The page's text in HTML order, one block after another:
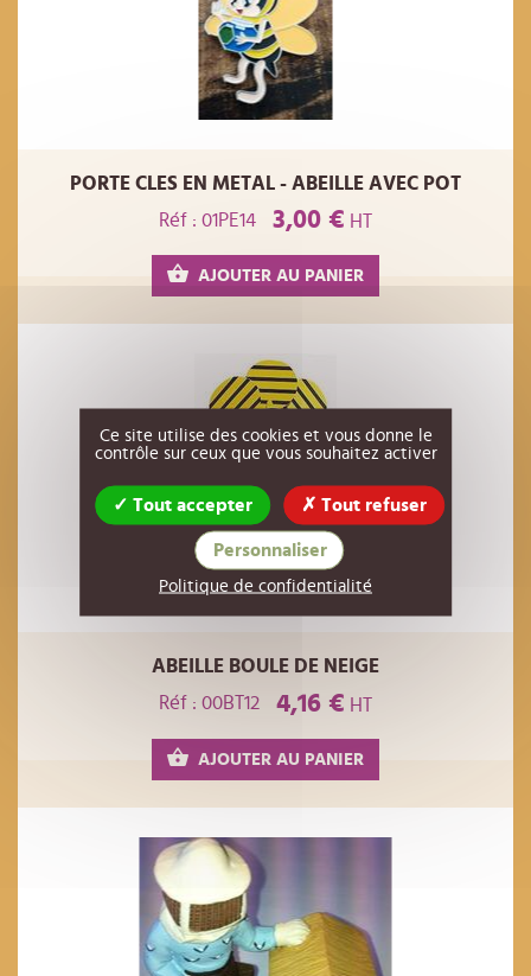
PORTE CLES EN METAL - ABEILLE AVEC POT
Réf : 01PE14
3,00 € HT
AJOUTER AU PANIER
ABEILLE BOULE DE NEIGE
Réf : 00BT12
4,16 € HT
AJOUTER AU PANIER
Ce site utilise des cookies et vous donne le
contrôle sur ceux que vous souhaitez activer
Tout accepter Tout refuser
Personnaliser
Politique de confidentialité